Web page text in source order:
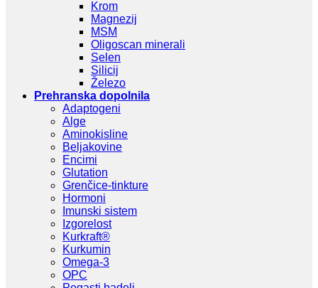
Krom
Magnezij
MSM
Oligoscan minerali
Selen
Silicij
Železo
Prehranska dopolnila
Adaptogeni
Alge
Aminokisline
Beljakovine
Encimi
Glutation
Grenčice-tinkture
Hormoni
Imunski sistem
Izgorelost
Kurkraft®
Kurkumin
Omega-3
OPC